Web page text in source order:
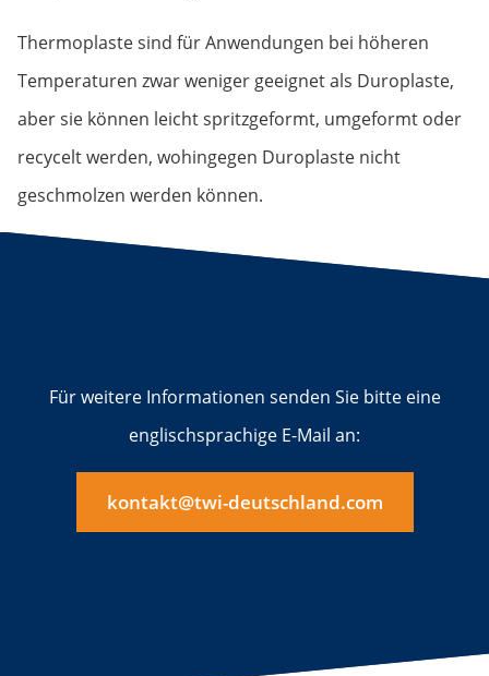
Thermoplaste sind für Anwendungen bei höheren
Temperaturen zwar weniger geeignet als Duroplaste,
aber sie können leicht spritzgeformt, umgeformt oder
recycelt werden, wohingegen Duroplaste nicht
geschmolzen werden können.
Für weitere Informationen senden Sie bitte eine
englischsprachige E-Mail an:
kontakt@twi-deutschland.com